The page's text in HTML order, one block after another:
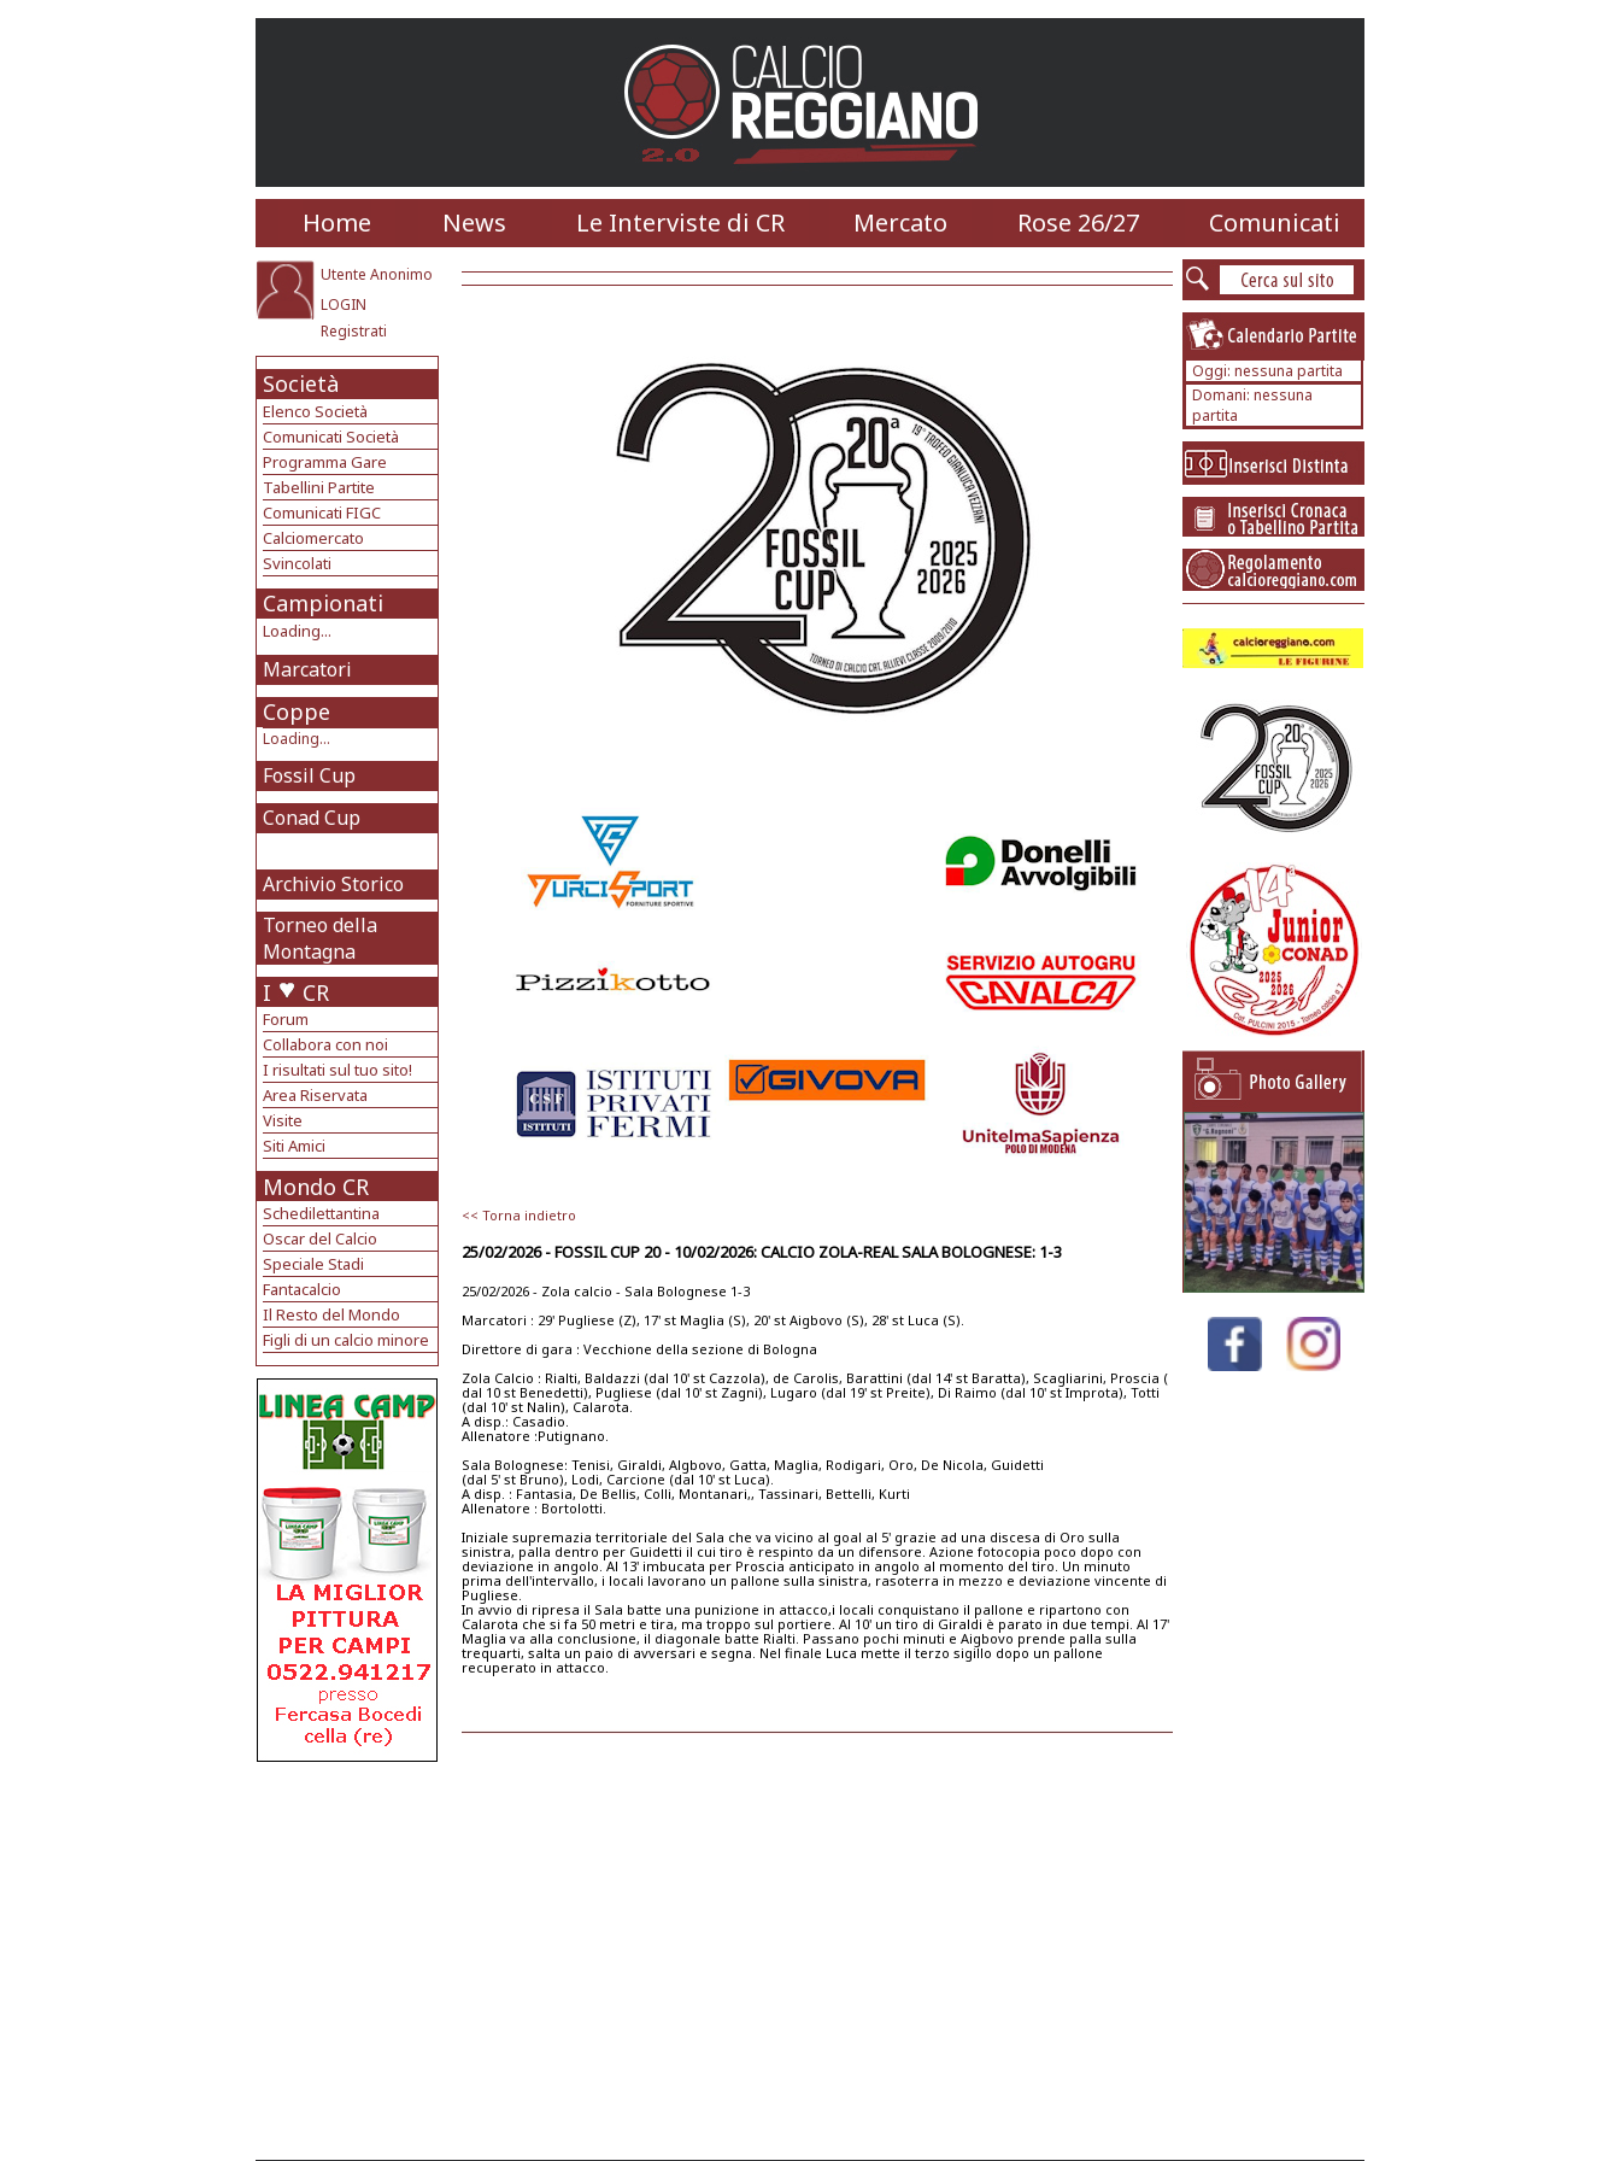
Home News Le Interviste di CR Mercato Rose 26/27 Comunicati
Utente Anonimo
LOGIN
Registrati
Società
Elenco Società
Comunicati Società
Programma Gare
Tabellini Partite
Comunicati FIGC
Calciomercato
Svincolati
Campionati
Loading...
Marcatori
Coppe
Loading...
Fossil Cup
Conad Cup
Archivio Storico
Torneo della
Montagna
I CR
Forum
Collabora con noi
I risultati sul tuo sito!
Area Riservata
Visite
Siti Amici
Mondo CR
Schedilettantina
Oscar del Calcio
Speciale Stadi
Fantacalcio
Il Resto del Mondo
Figli di un calcio minore
<< Torna indietro
25/02/2026 - FOSSIL CUP 20 - 10/02/2026: CALCIO ZOLA-REAL SALA BOLOGNESE: 1-3
25/02/2026 - Zola calcio - Sala Bolognese 1-3
Marcatori : 29' Pugliese (Z), 17' st Maglia (S), 20' st Aigbovo (S), 28' st Luca (S).
Direttore di gara : Vecchione della sezione di Bologna
Zola Calcio : Rialti, Baldazzi (dal 10' st Cazzola), de Carolis, Barattini (dal 14' st Baratta), Scagliarini, Proscia (
dal 10 st Benedetti), Pugliese (dal 10' st Zagni), Lugaro (dal 19' st Preite), Di Raimo (dal 10' st Improta), Totti
(dal 10' st Nalin), Calarota.
A disp.: Casadio.
Allenatore :Putignano.
Sala Bolognese: Tenisi, Giraldi, Algbovo, Gatta, Maglia, Rodigari, Oro, De Nicola, Guidetti
(dal 5' st Bruno), Lodi, Carcione (dal 10' st Luca).
A disp. : Fantasia, De Bellis, Colli, Montanari,, Tassinari, Bettelli, Kurti
Allenatore : Bortolotti.
Iniziale supremazia territoriale del Sala che va vicino al goal al 5' grazie ad una discesa di Oro sulla
sinistra, palla dentro per Guidetti il cui tiro è respinto da un difensore. Azione fotocopia poco dopo con
deviazione in angolo. Al 13' imbucata per Proscia anticipato in angolo al momento del tiro. Un minuto
prima dell'intervallo, i locali lavorano un pallone sulla sinistra, rasoterra in mezzo e deviazione vincente di
Pugliese.
In avvio di ripresa il Sala batte una punizione in attacco,i locali conquistano il pallone e ripartono con
Calarota che si fa 50 metri e tira, ma troppo sul portiere. Al 10' un tiro di Giraldi è parato in due tempi. Al 17'
Maglia va alla conclusione, il diagonale batte Rialti. Passano pochi minuti e Aigbovo prende palla sulla
trequarti, salta un paio di avversari e segna. Nel finale Luca mette il terzo sigillo dopo un pallone
recuperato in attacco.
Oggi: nessuna partita
Domani: nessuna
partita